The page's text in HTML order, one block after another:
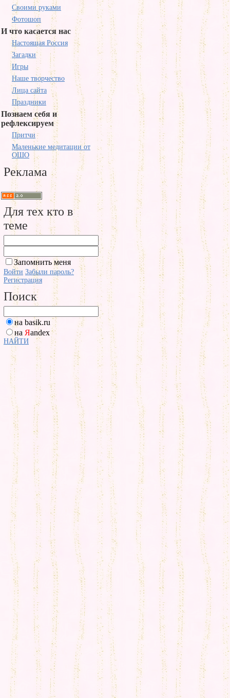
Своими руками
Фотошоп
И что касается нас
Настоящая Россия
Загадки
Игры
Наше творчество
Лица сайта
Праздники
Познаем себя и
рефлексируем
Притчи
Маленькие медитации от
ОШО
Реклама
Для тех кто в
теме
Запомнить меня
Войти Забыли пароль?
Регистрация
Поиск
на basik.ru
на Яandex
НАЙТИ